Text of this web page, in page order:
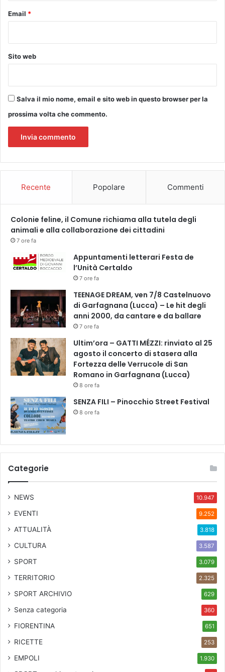
s
i
o
n
g
e
v
i
t
u
t
t
i
Email *
Sito web
Salva il mio nome, email e sito web in questo browser per la
prossima volta che commento.
Recente Popolare Commenti
Colonie feline, il Comune richiama alla tutela degli
animali e alla collaborazione dei cittadini
7 ore fa
Appuntamenti letterari Festa de
l’Unità Certaldo
7 ore fa
TEENAGE DREAM, ven 7/8 Castelnuovo
di Garfagnana (Lucca) – Le hit degli
anni 2000, da cantare e da ballare
7 ore fa
Ultim’ora – GATTI MÉZZI: rinviato al 25
agosto il concerto di stasera alla
Fortezza delle Verrucole di San
Romano in Garfagnana (Lucca)
8 ore fa
SENZA FILI – Pinocchio Street Festival
8 ore fa
Categorie
NEWS 10.947
EVENTI 9.252
ATTUALITÀ 3.818
CULTURA 3.587
SPORT 3.079
TERRITORIO 2.325
SPORT ARCHIVIO 629
Senza categoria 360
FIORENTINA 651
RICETTE 253
EMPOLI 1.930